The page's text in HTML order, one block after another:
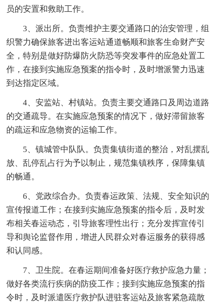
员的安置和救助工作。
3、派出所。负责维护主要交通路口的治安管理，组
织警力确保旅客进出客运站通道畅顺和旅客生命财产安
全，特别是做好防爆防火防恐等突发事件的应急处置工
作，在接到实施应急预案的指令时，及时增派警力迅速
到达指定区域。
4、安监站、村镇站。负责主要交通路口及周边道路
的交通疏导。在实施应急预案的情况下，做好滞留旅客
的疏运和应急物资的运输工作。
5、镇城管中队队。负责集镇街道的整治，对乱摆乱
放、乱停乱占行为予以制止，规范集镇秩序，保障集镇
的畅通。
6、党政综合办。负责春运政策、法规、安全知识的
宣传报道工作；在接到实施应急预案的指令后，及时发
布相关春运动态，引导旅客理性出行；充分发挥宣传引
导和舆论监督作用，增进人民群众对春运服务的获得感
和认同感。
7、卫生院。在春运期间准备好医疗救护应急力量；
做好各类流行疾病的防疫工作；接到实施应急预案的指
令时，及时派遣医疗救护队进驻客运站及旅客紧急疏散